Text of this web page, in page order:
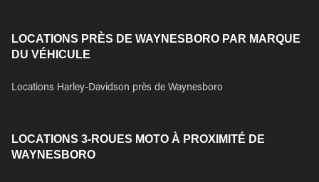
LOCATIONS PRÈS DE WAYNESBORO PAR MARQUE
DU VÉHICULE
Locations Harley-Davidson près de Waynesboro
LOCATIONS 3-ROUES MOTO À PROXIMITÉ DE
WAYNESBORO